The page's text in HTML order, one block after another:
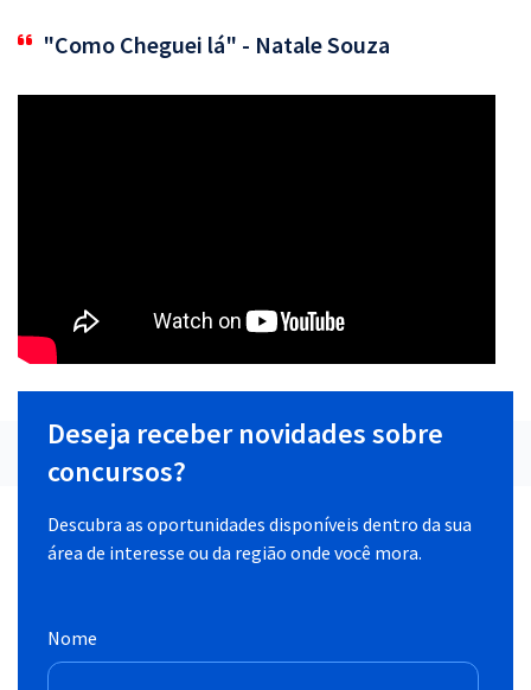
"Como Cheguei lá" - Natale Souza
Deseja receber novidades sobre
concursos?
Descubra as oportunidades disponíveis dentro da sua
área de interesse ou da região onde você mora.
Nome